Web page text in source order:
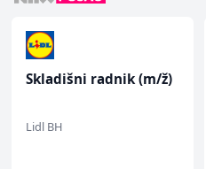
Skladišni radnik (m/ž)
Lidl BH